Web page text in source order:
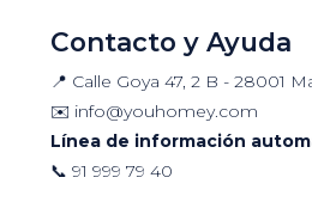
Contacto y Ayuda
📍 Calle Goya 47, 2 B - 28001
✉️ info@youhomey.com
Línea de información
📞 91 999 79 40